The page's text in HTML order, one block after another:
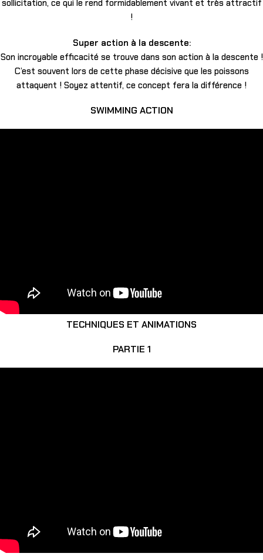
sollicitation, ce qui le rend formidablement vivant et très attractif
!
Super action à la descente:
Son incroyable efficacité se trouve dans son action à la descente !
C’est souvent lors de cette phase décisive que les poissons
attaquent ! Soyez attentif, ce concept fera la différence !
SWIMMING ACTION
TECHNIQUES ET ANIMATIONS
PARTIE 1